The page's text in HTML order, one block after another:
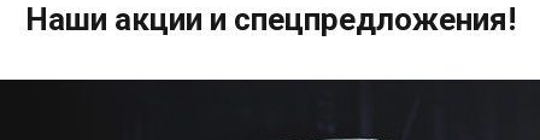
Наши акции и спецпредложения!